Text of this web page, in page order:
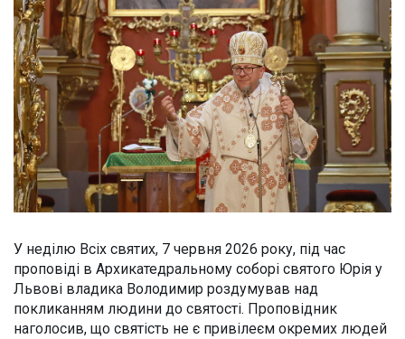
У неділю Всіх святих, 7 червня 2026 року, під час
проповіді в Архикатедральному соборі святого Юрія у
Львові владика Володимир роздумував над
покликанням людини до святості. Проповідник
наголосив, що святість не є привілеєм окремих людей